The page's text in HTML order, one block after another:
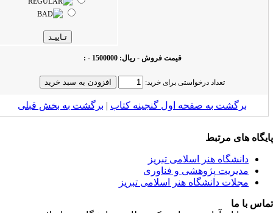
قیمت فروش - ریال: 1500000 - :
تعداد درخواستی برای خرید:
به صفحه اول گنجینه کتاب‌|برگشت به بخش قبلى
مرتبط
هنر اسلامی تبریز
پژوهشی و فناوری
دانشگاه هنر اسلامی تبریز